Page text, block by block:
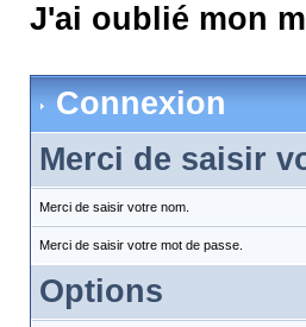
J'ai oublié mon
Connexion
Merci de saisir
Merci de saisir votre nom.
Merci de saisir votre mot de passe.
Options